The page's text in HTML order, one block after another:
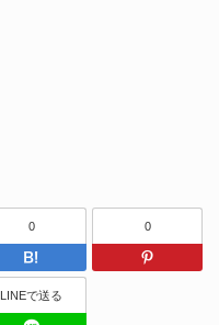
Facebook
0
はてなブッ
0
LINEで送る